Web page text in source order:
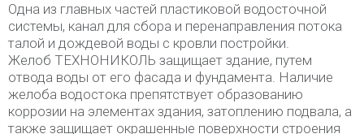
Одна из главных частей пластиковой водосточной
системы, канал для сбора и перенаправления потока
талой и дождевой воды с кровли постройки.
Желоб ТЕХНОНИКОЛЬ защищает здание, путем
отвода воды от его фасада и фундамента. Наличие
желоба водостока препятствует образованию
коррозии на элементах здания, затоплению подвала, а
также защищает окрашенные поверхности строения